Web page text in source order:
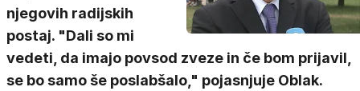
njegovih radijskih
postaj. "Dali so mi
vedeti, da imajo povsod zveze in če bom prijavil,
se bo samo še poslabšalo," pojasnjuje Oblak.